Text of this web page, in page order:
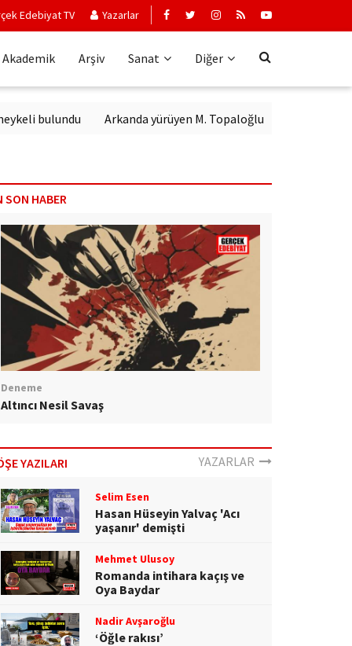
Edebiyat TV Yazarlar
Akademik Arşiv Sanat Diğer
Arkanda yürüyen M. Topaloğlu
SON HABER
Deneme
Altıncı Nesil Savaş
YAZILARI YAZARLAR
Selim Esen
Hasan Hüseyin Yalvaç 'Acı
yaşanır' demişti
Mehmet Ulusoy
Romanda intihara kaçış ve
Oya Baydar
Nadir Avşaroğlu
‘Öğle rakısı’